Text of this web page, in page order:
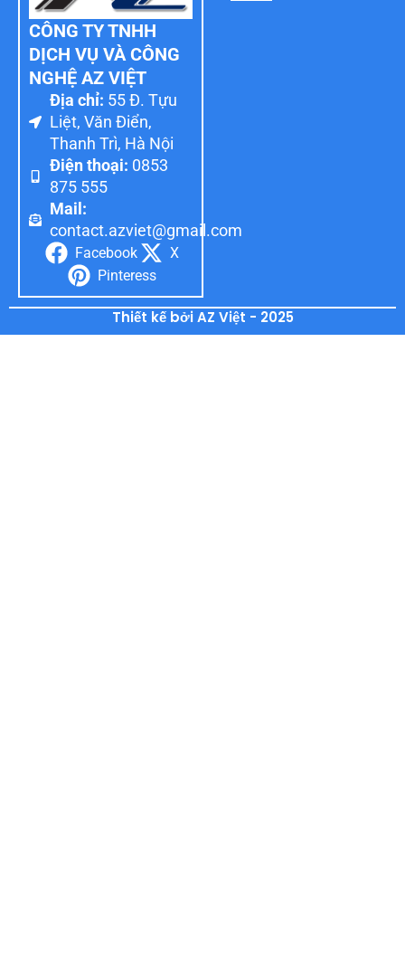
CÔNG TY TNHH
DỊCH VỤ VÀ CÔNG
NGHỆ AZ VIỆT
Địa chỉ: 55 Đ. Tựu
Liệt, Văn Điển,
Thanh Trì, Hà Nội
Điện thoại: 0853
875 555
Mail:
contact.azviet@gmail.com
Facebook
X
Pinteress
Thiết kế bởi AZ Việt - 2025